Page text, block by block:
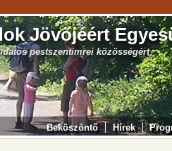
Jövőjéért
pestszentimrei közösségért
Beköszöntő Hírek